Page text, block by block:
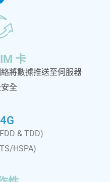
卡
將數據推送至伺服器
全
& TDD)
HSPA)